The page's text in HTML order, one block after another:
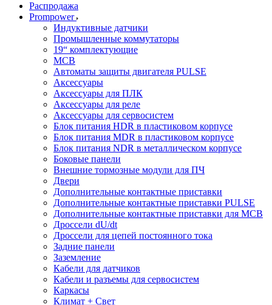
Распродажа
Prompower
Индуктивные датчики
Промышленные коммутаторы
19“ комплектующие
MCB
Автоматы защиты двигателя PULSE
Аксессуары
Аксессуары для ПЛК
Аксессуары для реле
Аксессуары для сервосистем
Блок питания HDR в пластиковом корпусе
Блок питания MDR в пластиковом корпусе
Блок питания NDR в металлическом корпусе
Боковые панели
Внешние тормозные модули для ПЧ
Двери
Дополнительные контактные приставки
Дополнительные контактные приставки PULSE
Дополнительные контактные приставки для MCB
Дроссели dU/dt
Дроссели для цепей постоянного тока
Задние панели
Заземление
Кабели для датчиков
Кабели и разъемы для сервосистем
Каркасы
Климат + Свет